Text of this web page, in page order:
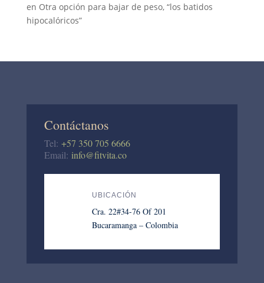
en Otra opción para bajar de peso, “los batidos
hipocalóricos”
Contáctanos
Tel: +57 350 705 6666
Email: info@fitvita.co
UBICACIÓN
Cra. 22#34-76 Of 201
Bucaramanga – Colombia